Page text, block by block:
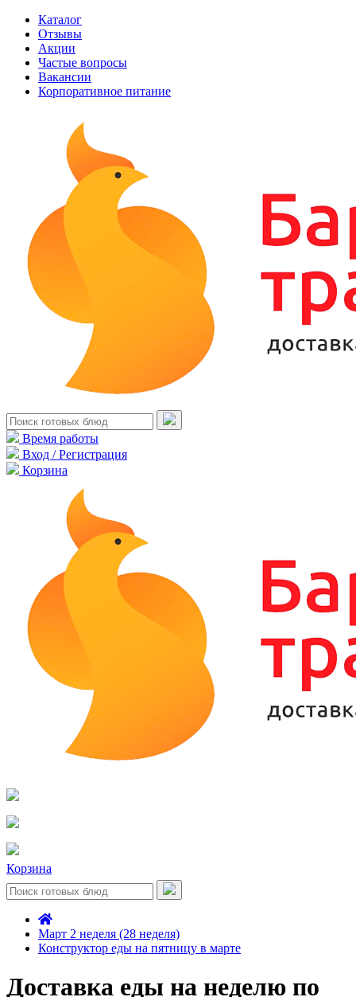
Каталог
Отзывы
Акции
Частые вопросы
Вакансии
Корпоративное питание
Время работы
Вход / Регистрация
Корзина
Корзина
Март 2 неделя (28 неделя)
Конструктор еды на пятницу в марте
Доставка еды на неделю по